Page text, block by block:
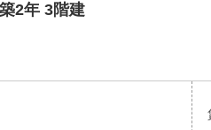
2年 3階建